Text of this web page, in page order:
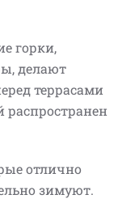
горки,
делают
террасами
отлично
зимуют.